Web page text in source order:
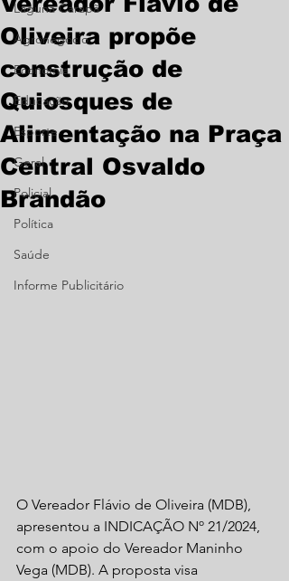
Laguna Carapã
Agronegócio
Economia
Educação
Esporte
Geral
Policial
Política
Saúde
Informe Publicitário
Oliveira propõe
construção de
Quiosques de
Alimentação na Praça
Central Osvaldo
Brandão
O Vereador Flávio de Oliveira (MDB),
apresentou a INDICAÇÃO Nº 21/2024,
com o apoio do Vereador Maninho
Vega (MDB). A proposta visa